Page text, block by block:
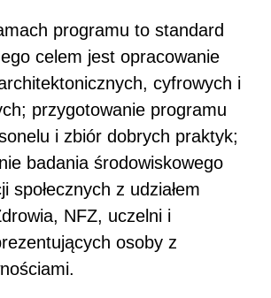
programu to standard
celem jest opracowanie
cyfrowych i
przygotowanie programu
i zbiór dobrych praktyk;
badania środowiskowego
społecznych z udziałem
NFZ, uczelni i
osoby z